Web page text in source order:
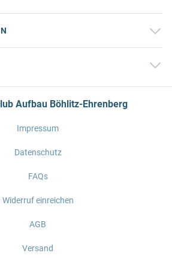
Aufbau Böhlitz-Ehrenberg
Impressum
Datenschutz
FAQs
Widerruf einreichen
AGB
Versand